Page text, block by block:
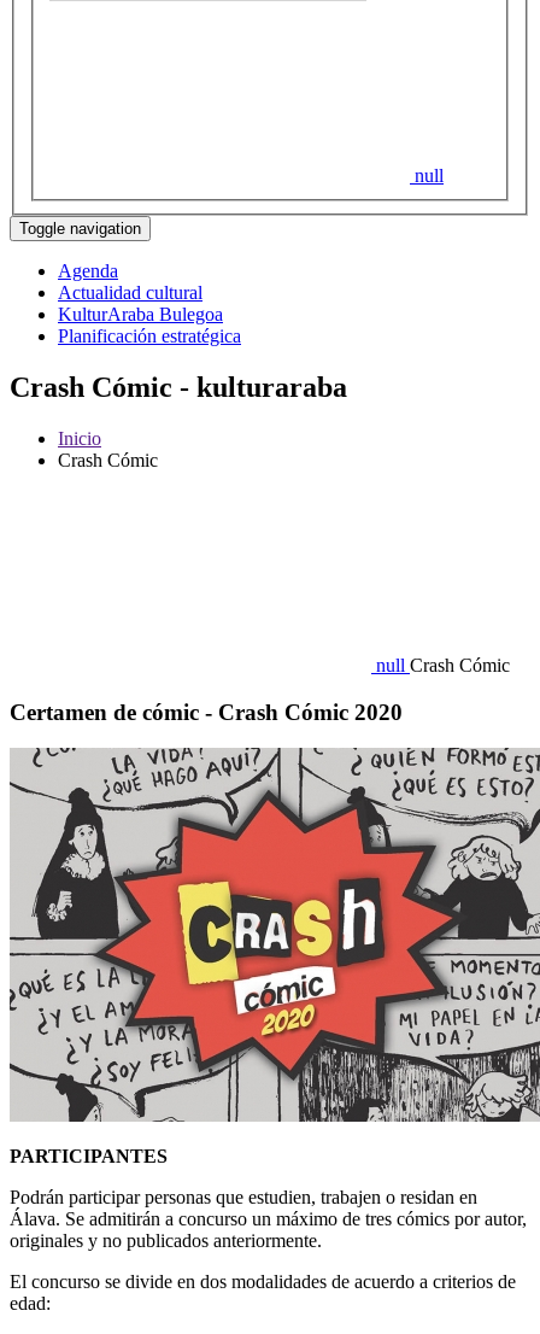
null
Toggle navigation
Agenda
Actualidad cultural
KulturAraba Bulegoa
Planificación estratégica
Crash Cómic - kulturaraba
Inicio
Crash Cómic
null Crash Cómic
Certamen de cómic - Crash Cómic 2020
PARTICIPANTES
Podrán participar personas que estudien, trabajen o residan en
Álava. Se admitirán a concurso un máximo de tres cómics por autor,
originales y no publicados anteriormente.
El concurso se divide en dos modalidades de acuerdo a criterios de
edad: